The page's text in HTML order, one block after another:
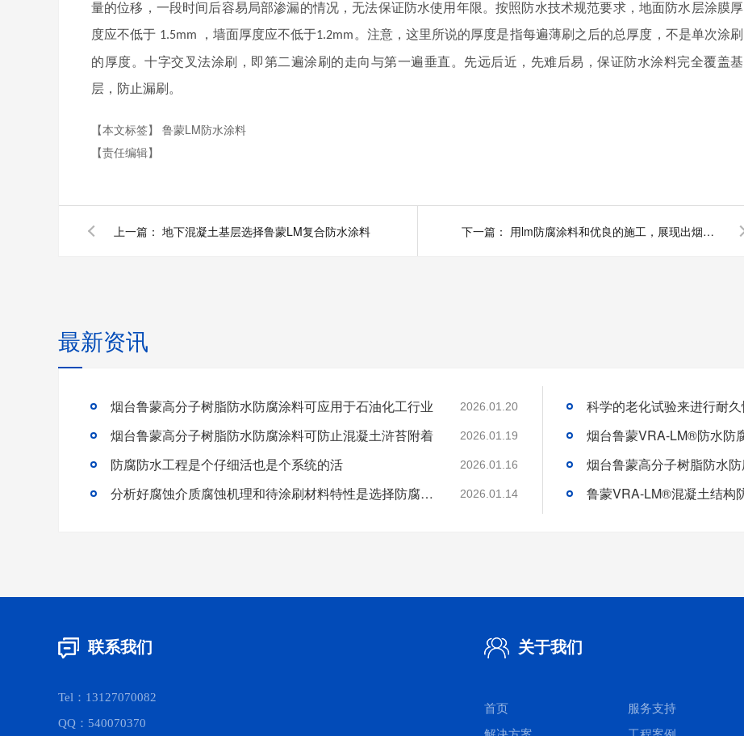
量的位移，一段时间后容易局部渗漏的情况，无法保证防水使用年限。按照防水技术规范要求，地面防水层涂膜厚
度应不低于 1.5mm ，墙面厚度应不低于1.2mm 。注意，这里所说的厚度是指每遍薄刷之后的总厚度，不是单次涂刷
的厚度。十字交叉法涂刷，即第二遍涂刷的走向与第一遍垂直。先远后近，先难后易，保证防水涂料完全覆盖基
层，防止漏刷。
【本文标签】 鲁蒙LM防水涂料
【责任编辑】
上一篇： 地下混凝土基层选择鲁蒙LM复合防水涂料 下一篇： 用lm防腐涂料和优良的施工，展现出烟台鲁蒙不俗的实力
最新资讯
烟台鲁蒙高分子树脂防水防腐涂料可应用于石油化工行业 2026.01.20
烟台鲁蒙高分子树脂防水防腐涂料可防止混凝土浒苔附着 2026.01.19
防腐防水工程是个仔细活也是个系统的活 2026.01.16
分析好腐蚀介质腐蚀机理和待涂刷材料特性是选择防腐涂料的基础 2026.01.14
联系我们
Tel：13127070082
QQ：540070370
关于我们
首页
服务支持